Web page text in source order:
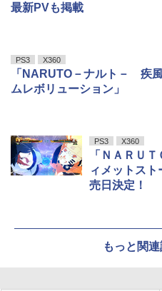
最新PVも掲載
PS3 X360
「NARUTO－ナルト－ 疾
ムレボリューション」
PS3 X360
「ＮＡＲＵ
ィメットス
売日決定！
もっと関